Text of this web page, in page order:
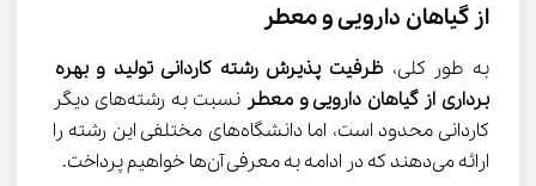
از گیاﻫﺎن دارویی و ﻣﻌﻄﺮ
به طور کلی، ظرفیت پذیرش رشته ﻛﺎردانی ﺗﻮلید و ﺑﻬﺮه
ﺑﺮداری از گیاﻫﺎن دارویی و ﻣﻌﻄﺮ
نسبت به رشته‌های دیگر
کاردانی محدود است، اما دانشگاه‌های مختلفی این رشته را
ارائه می‌دهند که در ادامه به معرفی آن‌ها خواهیم پرداخت.